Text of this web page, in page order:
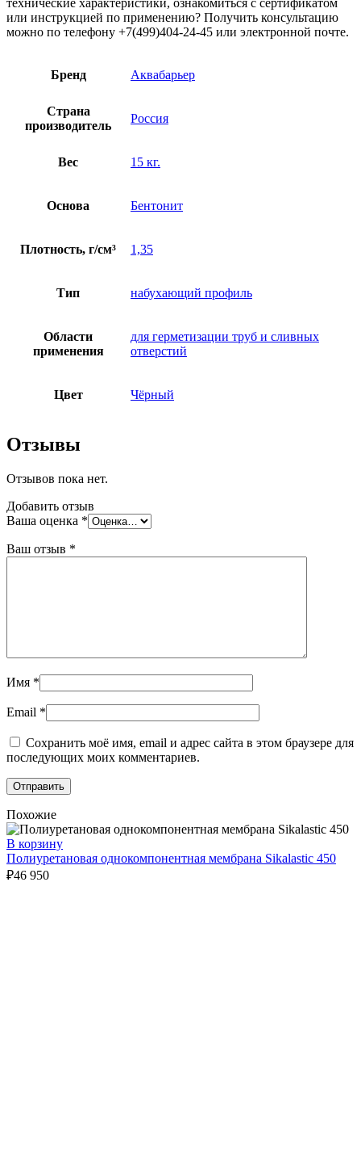
технические характеристики, ознакомиться с сертификатом
или инструкцией по применению? Получить консультацию
можно по телефону +7(499)404-24-45 или электронной почте.
Бренд Аквабарьер
Страна
производитель
Россия
Вес 15 кг.
Основа Бентонит
Плотность, г/см³ 1,35
Тип набухающий профиль
Области
применения
для герметизации труб и сливных
отверстий
Цвет Чёрный
Отзывы
Отзывов пока нет.
Добавить отзыв
Ваша оценка *
Ваш отзыв *
Имя *
Email *
Сохранить моё имя, email и адрес сайта в этом браузере для
последующих моих комментариев.
Похожие
В корзину
Полиуретановая однокомпонентная мембрана Sikalastic 450
₽46 950